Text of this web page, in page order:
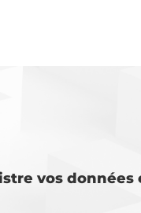
vos données